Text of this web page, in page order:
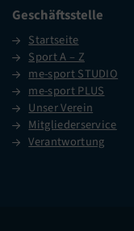
Geschäftsstelle
Startseite
Sport A – Z
me-sport STUDIO
me-sport PLUS
Unser Verein
Mitgliederservice
Verantwortung